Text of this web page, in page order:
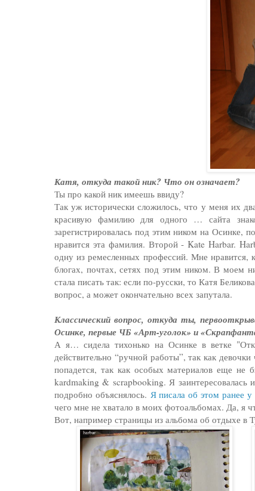
Катя, откуда такой ник? Что он означает?
Ты про какой ник имеешь ввиду?
Так уж исторически сложилось, что у меня их
красивую фамилию для одного … сайта
зарегистрировалась под этим ником на Осинке,
нравится эта фамилия. Второй - Kate Harbar.
одну из ремесленных профессий. Мне нравится,
блогах, почтах, сетях под этим ником. В моем
стала писать так: если по-русски, то Катя
вопрос, а может окончательно всех запутала.
Классический вопрос, откуда ты,
Осинке, первые ЧБ «Арт-уголок» и
А я… сидела тихонько на Осинке в ветке
действительно “ручной работы”, так как
попадется, так как особых материалов еще не
kardmaking & scrapbooking. Я заинтересовалась
подробно объяснялось. Я писала об этом ранее
чего мне не хватало в моих фотоальбомах. Да, я
Вот, например страницы из альбома об отдыхе в